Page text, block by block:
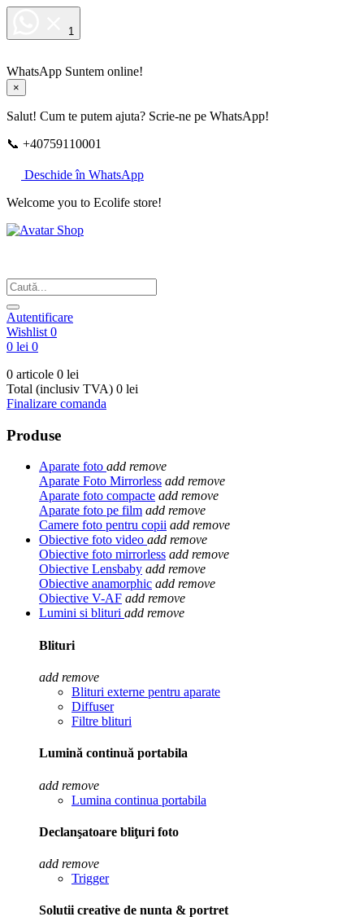
1
WhatsApp Suntem online!
×
Salut! Cum te putem ajuta? Scrie-ne pe WhatsApp!
📞 +40759110001
Deschide în WhatsApp
Welcome you to Ecolife store!
Autentificare
Wishlist 0
0 lei 0
0 articole 0 lei
Total (inclusiv TVA) 0 lei
Finalizare comanda
Produse
Aparate foto add remove
Aparate Foto Mirrorless add remove
Aparate foto compacte add remove
Aparate foto pe film add remove
Camere foto pentru copii add remove
Obiective foto video add remove
Obiective foto mirrorless add remove
Obiective Lensbaby add remove
Obiective anamorphic add remove
Obiective V-AF add remove
Lumini si blituri add remove
Blituri
add remove
Blituri externe pentru aparate
Diffuser
Filtre blituri
Lumină continuă portabila
add remove
Lumina continua portabila
Declanşatoare bliţuri foto
add remove
Trigger
Solutii creative de nunta & portret